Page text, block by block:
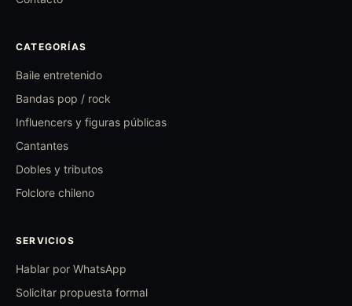
CATEGORÍAS
Baile entretenido
Bandas pop / rock
Influencers y figuras públicas
Cantantes
Dobles y tributos
Folclore chileno
SERVICIOS
Hablar por WhatsApp
Solicitar propuesta formal